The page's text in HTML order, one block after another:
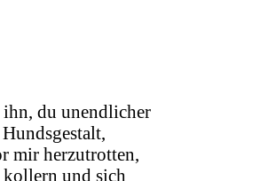
du unendlicher
mir herzutrotten,
kollern und sich